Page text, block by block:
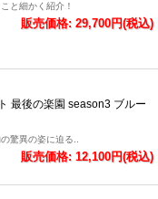
と細かく紹介！
販売価格: 29,700円(税込)
最後の楽園 season3 ブルー
驚異の姿に迫る..
販売価格: 12,100円(税込)